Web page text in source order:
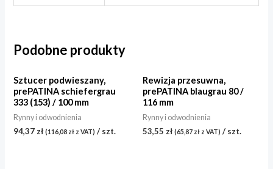
Podobne produkty
Sztucer podwieszany,
prePATINA schiefergrau
333 (153) / 100 mm
Rynny i odwodnienia
94,37 zł (116,08 zł z VAT) / szt.
Rewizja przesuwna,
prePATINA blaugrau 80 /
116 mm
Rynny i odwodnienia
53,55 zł (65,87 zł z VAT) / szt.